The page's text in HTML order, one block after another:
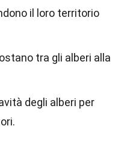
il loro territorio
tra gli alberi alla
degli alberi per